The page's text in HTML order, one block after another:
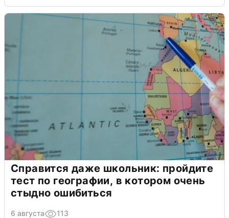
Справится даже школьник: пройдите
тест по географии, в котором очень
стыдно ошибиться
6 августа 113